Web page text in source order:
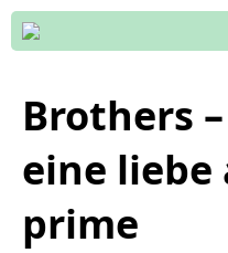
Brothers
eine liebe
prime